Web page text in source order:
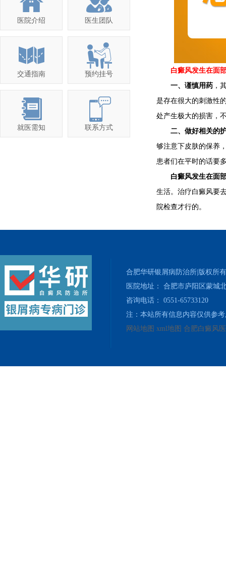
医院介绍 医生团队
交通指南 预约挂号
就医需知 联系方式
白癜风发生在面部
一、谨慎用药 ，
是存在很大的刺激性
处产生极大的损害，
二、做好相关的
够注意下皮肤的保养
患者们在平时的话要
白癜风发生在面
生活。治疗白癜风要
院检查才行的。
合肥华研银屑病防治所|版权所有
医院地址： 合肥市庐阳区蒙城
咨询电话： 0551-65733120
注：本站所有信息内容仅供参
网站地图 xml地图 合肥白癜风